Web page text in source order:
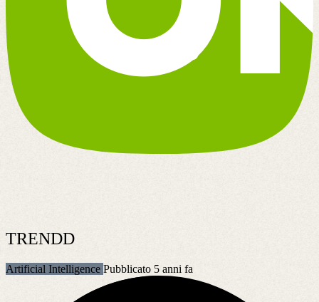
TRENDD
Artificial Intelligence Pubblicato 5 anni fa